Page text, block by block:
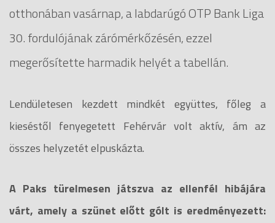
otthonában vasárnap, a labdarúgó OTP Bank Liga
30. fordulójának zárómérkőzésén, ezzel
megerősítette harmadik helyét a tabellán.
Lendületesen kezdett mindkét együttes, főleg a
kieséstől fenyegetett Fehérvár volt aktív, ám az
összes helyzetét elpuskázta.
A Paks türelmesen játszva az ellenfél hibájára
várt, amely a szünet előtt gólt is eredményezett: